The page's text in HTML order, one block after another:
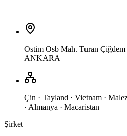
Ostim Osb Mah. Turan
ANKARA
Çin · Tayland · Vietnam ·
· Almanya · Macaristan
Şirket